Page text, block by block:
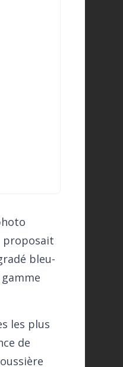
proposait
bleu-
les plus
de